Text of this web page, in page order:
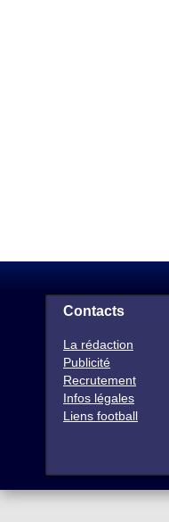
Contacts
La rédaction
Publicité
Recrutement
Infos légales
Liens football